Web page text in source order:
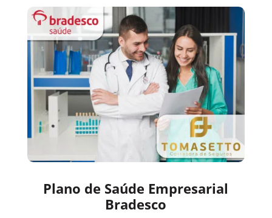
Plano de Saúde Empresarial
Bradesco